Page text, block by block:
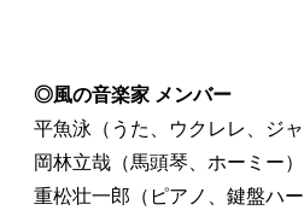
◎風の音楽家 メンバー
平魚泳（うた、ウクレレ、ジャ
岡林立哉（馬頭琴、ホーミー）
重松壮一郎（ピアノ、鍵盤ハー